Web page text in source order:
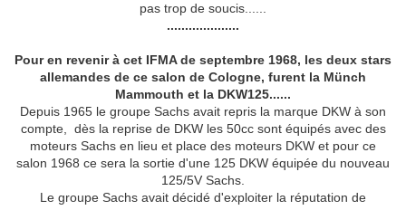
pas trop de soucis......
....................
Pour en revenir à cet IFMA de septembre 1968, les deux stars
allemandes de ce salon de Cologne, furent la Münch
Mammouth et la DKW125......
Depuis 1965 le groupe Sachs avait repris la marque DKW à son
compte, dès la reprise de DKW les 50cc sont équipés avec des
moteurs Sachs en lieu et place des moteurs DKW et pour ce
salon 1968 ce sera la sortie d'une 125 DKW équipée du nouveau
125/5V Sachs.
Le groupe Sachs avait décidé d'exploiter la réputation de